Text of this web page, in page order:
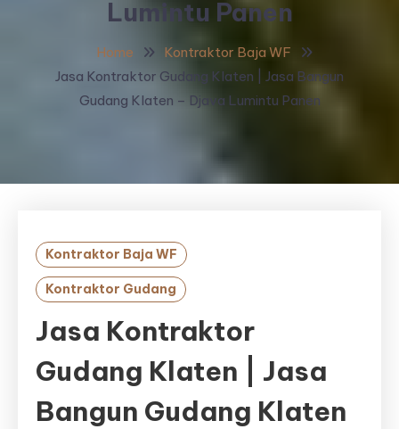
Lumintu Panen
Home
Kontraktor Baja WF
Jasa Kontraktor Gudang Klaten | Jasa Bangun
Gudang Klaten – Djava Lumintu Panen
Kontraktor Baja WF
Kontraktor Gudang
Jasa Kontraktor
Gudang Klaten | Jasa
Bangun Gudang Klaten